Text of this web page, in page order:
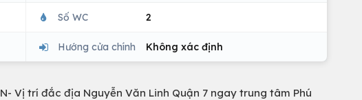
Số WC 2
Hướng cửa chính Không xác định
Vị trí đắc địa Nguyễn Văn Linh Quận 7 ngay trung tâm Phú